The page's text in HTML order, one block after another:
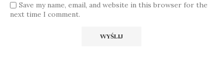
Save my name, email, and website in this browser for the
next time I comment.